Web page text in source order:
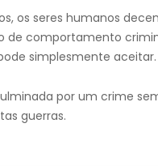
os seres humanos
de comportamento
simplesmente aceitar.
por um crime
guerras.